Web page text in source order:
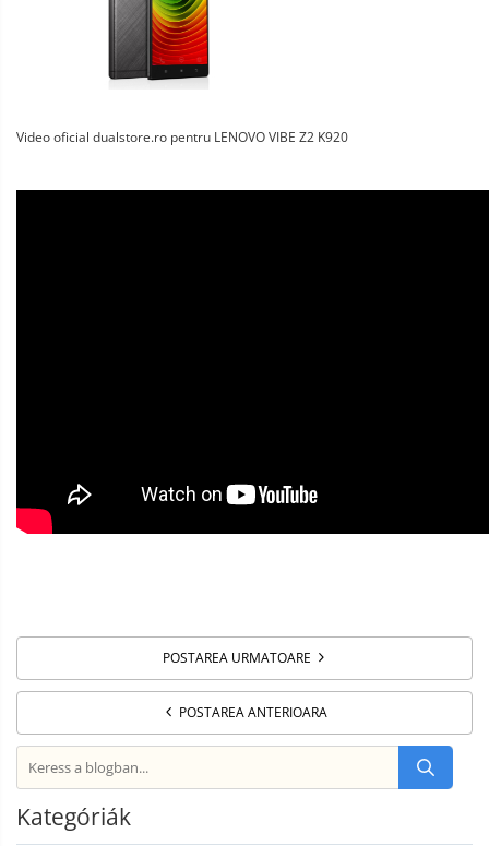
Video oficial dualstore.ro pentru LENOVO VIBE Z2 K920
POSTAREA URMATOARE
POSTAREA ANTERIOARA
Kategóriák